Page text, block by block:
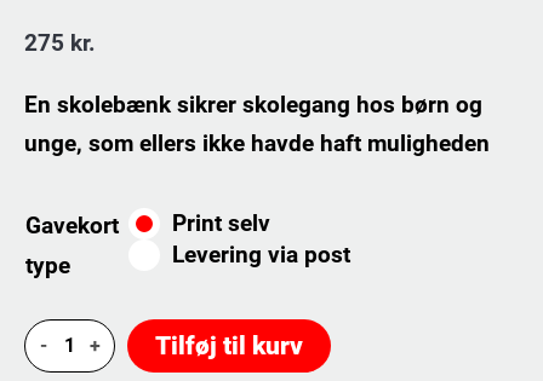
275 kr.
En skolebænk sikrer skolegang hos børn og
unge, som ellers ikke havde haft muligheden
Gavekort
type
Levering via post
Print selv
Giv
en
Tilføj til kurv